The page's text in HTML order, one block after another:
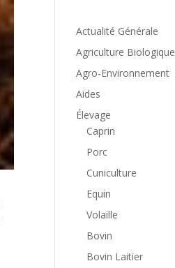
Actualité Générale
Agriculture Biologique
Agro-Environnement
Aides
Élevage
Caprin
Porc
Cuniculture
Equin
Volaille
Bovin
Bovin Laitier